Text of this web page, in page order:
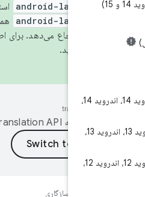
اندروید 14، اندروید 14، اندروید 14،
اندروید 13، اندروید 13، اندروید 13،
اندروید 12، اندروید 12، اندروید 12،
android-latest- استفاده
android-latest- همیشه به
کنید.